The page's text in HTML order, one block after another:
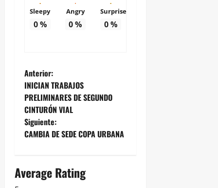
Sleepy
0%
Angry
0%
Surprise
0%
N
a
v
e
a
Anterior:
INICIAN TRABAJOS
PRELIMINARES DE SEGUNDO
CINTURÓN VIAL
Siguiente:
CAMBIA DE SEDE COPA URBANA
Average Rating